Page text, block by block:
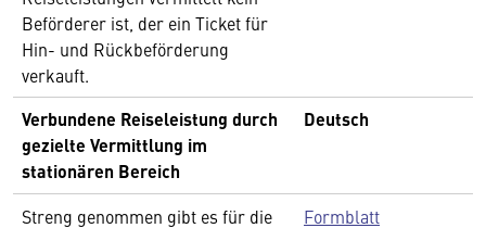
Beförderer ist, der ein Ticket für
Hin- und Rückbeförderung
verkauft.
Verbundene Reiseleistung durch
gezielte Vermittlung im
stationären Bereich
Deutsch
Streng genommen gibt es für die
Formblatt